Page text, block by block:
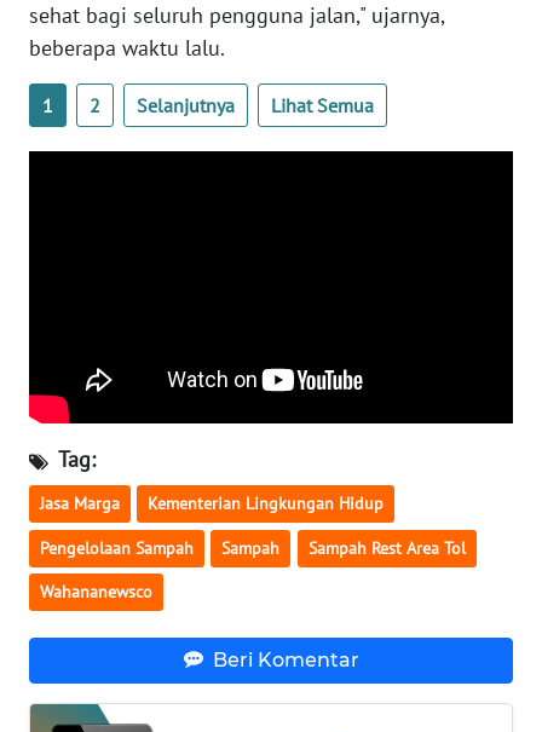
sehat bagi seluruh pengguna jalan," ujarnya,
beberapa waktu lalu.
1 2 Selanjutnya Lihat Semua
Tag:
Jasa Marga Kementerian Lingkungan Hidup
Pengelolaan Sampah Sampah Sampah Rest Area Tol
Wahananewsco
Beri Komentar
WN
SERAMBI
WN
WN
SULTENG
WN
SULBAR
WN
BABEL
SUMBAR